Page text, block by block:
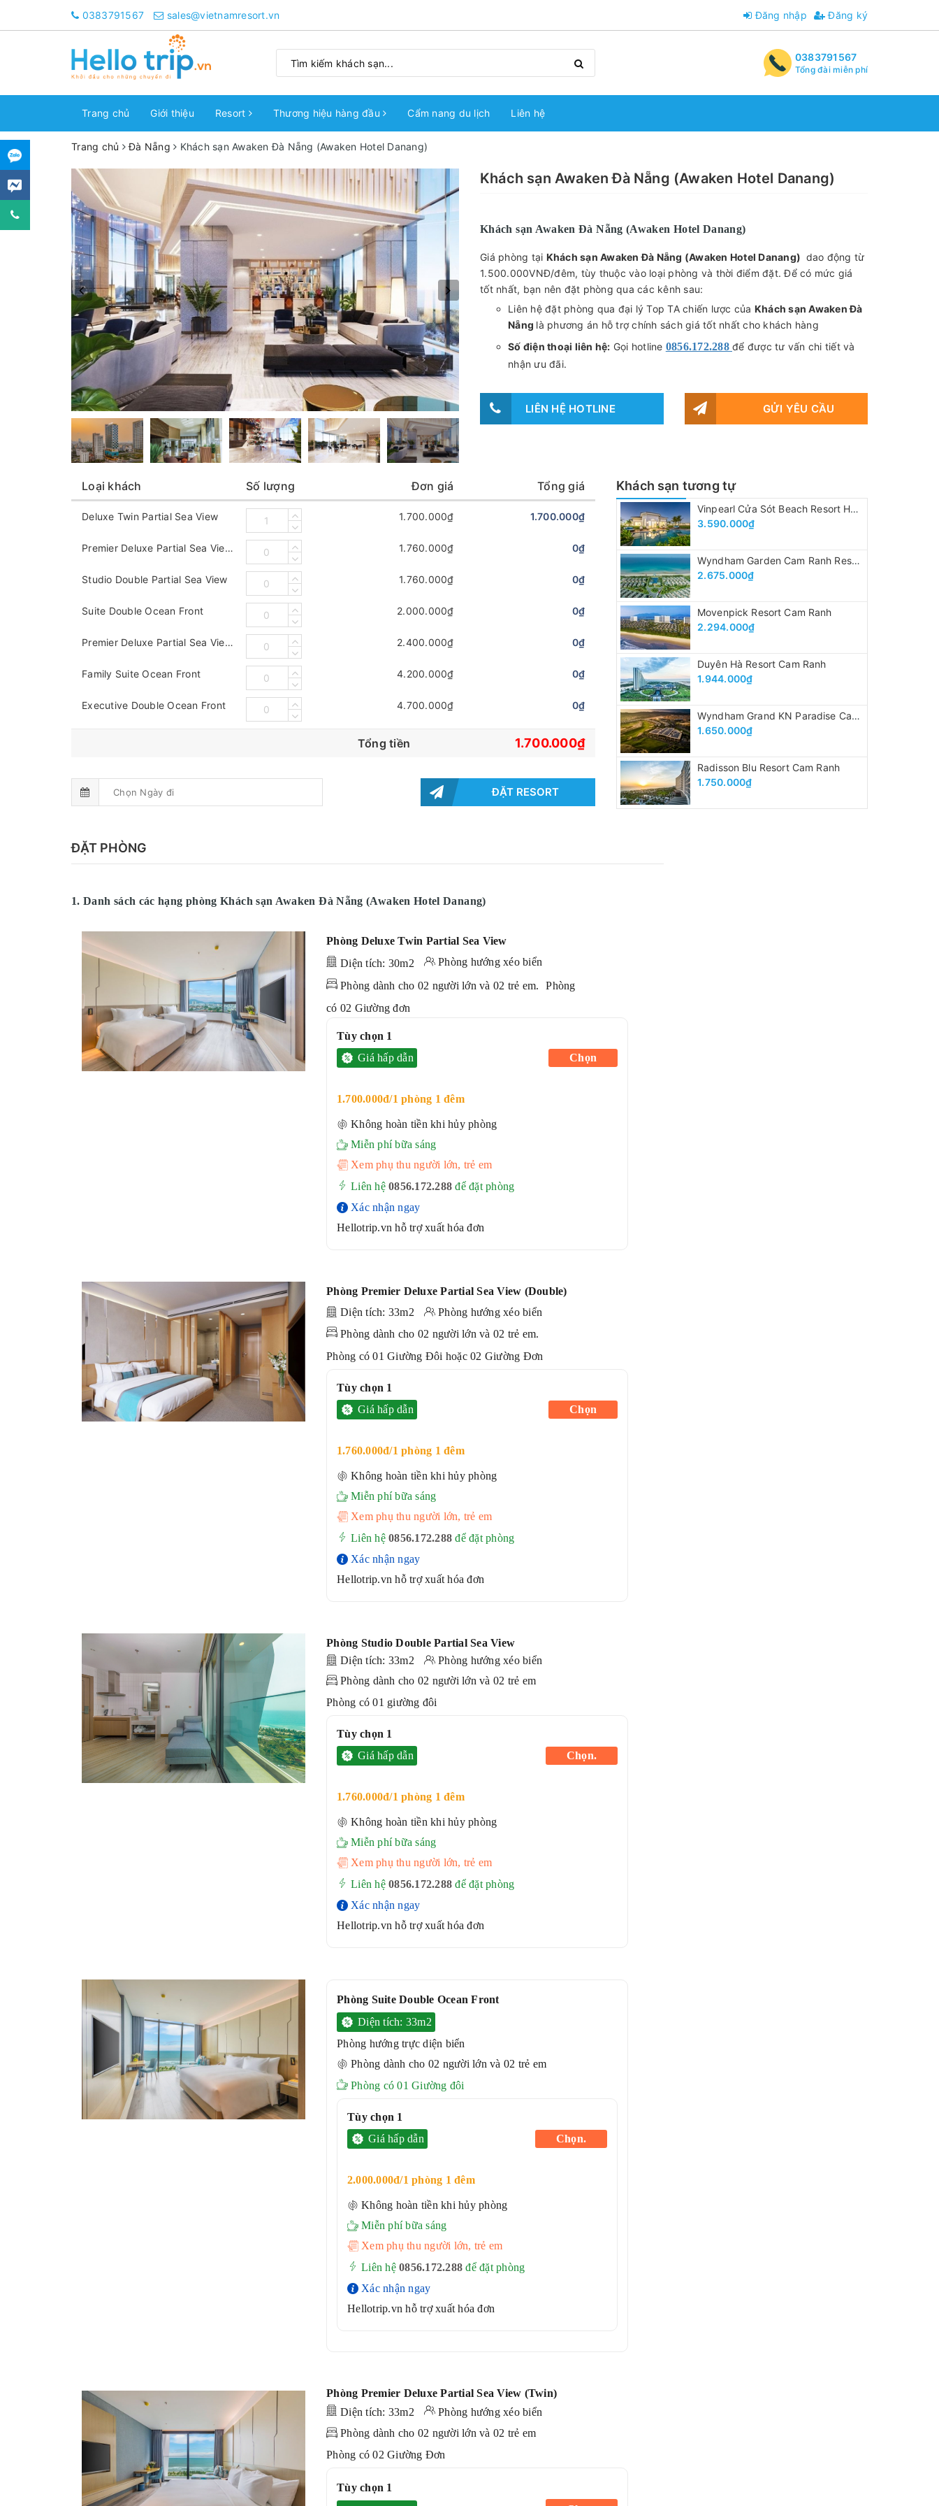
0383791567 sales@vietnamresort.vn Đăng nhập Đăng ký
0383791567
Tổng đài miễn phí
Trang chủ Giới thiệu Resort Thương hiệu hàng đầu Cẩm nang du lịch Liên hệ
Trang chủ Đà Nẵng Khách sạn Awaken Đà Nẵng (Awaken Hotel Danang)
Khách sạn Awaken Đà Nẵng (Awaken Hotel Danang)
Khách sạn Awaken Đà Nẵng (Awaken Hotel Danang)
Giá phòng tại Khách sạn Awaken Đà Nẵng (Awaken Hotel Danang) dao động từ
1.500.000VNĐ/đêm, tùy thuộc vào loại phòng và thời điểm đặt. Để có mức giá
tốt nhất, bạn nên đặt phòng qua các kênh sau:
Liên hệ đặt phòng qua đại lý Top TA chiến lược của Khách sạn Awaken Đà
Nẵng là phương án hỗ trợ chính sách giá tốt nhất cho khách hàng
Số điện thoại liên hệ: Gọi hotline 0856.172.288 để được tư vấn chi tiết và
nhận ưu đãi.
LIÊN HỆ HOTLINE GỬI YÊU CẦU
Loại khách Số lượng Đơn giá Tổng giá
Deluxe Twin Partial Sea View 1.700.000₫ 1.700.000₫
Premier Deluxe Partial Sea View (Double) 1.760.000₫ 0₫
Studio Double Partial Sea View 1.760.000₫ 0₫
Suite Double Ocean Front 2.000.000₫ 0₫
Premier Deluxe Partial Sea View (Twin) 2.400.000₫ 0₫
Family Suite Ocean Front 4.200.000₫ 0₫
Executive Double Ocean Front 4.700.000₫ 0₫
Tổng tiền 1.700.000₫
ĐẶT RESORT
Khách sạn tương tự
Vinpearl Cửa Sót Beach Resort Hà Tĩnh
3.590.000₫
Wyndham Garden Cam Ranh Resort
2.675.000₫
Movenpick Resort Cam Ranh
2.294.000₫
Duyên Hà Resort Cam Ranh
1.944.000₫
Wyndham Grand KN Paradise Cam Ranh
1.650.000₫
Radisson Blu Resort Cam Ranh
1.750.000₫
ĐẶT PHÒNG
1. Danh sách các hạng phòng Khách sạn Awaken Đà Nẵng (Awaken Hotel Danang)
Phòng Deluxe Twin Partial Sea View
Diện tích: 30m2
Phòng hướng xéo biển
Phòng dành cho 02 người lớn và 02 trẻ em.
Phòng
có 02 Giường đơn
Tùy chọn 1
Giá hấp dẫn
1.700.000đ/1 phòng 1 đêm
Không hoàn tiền khi hủy phòng
Miễn phí bữa sáng
Xem phụ thu người lớn, trẻ em
Liên hệ 0856.172.288 để đặt phòng
Xác nhận ngay
Hellotrip.vn hỗ trợ xuất hóa đơn
Chọn
Phòng Premier Deluxe Partial Sea View (Double)
Diện tích: 33m2
Phòng hướng xéo biển
Phòng dành cho 02 người lớn và 02 trẻ em.
Phòng có 01 Giường Đôi hoặc 02 Giường Đơn
Tùy chọn 1
Giá hấp dẫn
1.760.000đ/1 phòng 1 đêm
Không hoàn tiền khi hủy phòng
Miễn phí bữa sáng
Xem phụ thu người lớn, trẻ em
Liên hệ 0856.172.288 để đặt phòng
Xác nhận ngay
Hellotrip.vn hỗ trợ xuất hóa đơn
Chọn
Phòng Studio Double Partial Sea View
Diện tích: 33m2
Phòng hướng xéo biển
Phòng dành cho 02 người lớn và 02 trẻ em
Phòng có 01 giường đôi
Tùy chọn 1
Giá hấp dẫn
1.760.000đ/1 phòng 1 đêm
Không hoàn tiền khi hủy phòng
Miễn phí bữa sáng
Xem phụ thu người lớn, trẻ em
Liên hệ 0856.172.288 để đặt phòng
Xác nhận ngay
Hellotrip.vn hỗ trợ xuất hóa đơn
Chọn.
Phòng Suite Double Ocean Front
Diện tích: 33m2
Phòng hướng trực diện biển
Phòng dành cho 02 người lớn và 02 trẻ em
Phòng có 01 Giường đôi
Tùy chọn 1
Giá hấp dẫn
2.000.000đ/1 phòng 1 đêm
Không hoàn tiền khi hủy phòng
Miễn phí bữa sáng
Xem phụ thu người lớn, trẻ em
Liên hệ 0856.172.288 để đặt phòng
Xác nhận ngay
Hellotrip.vn hỗ trợ xuất hóa đơn
Chọn.
Phòng Premier Deluxe Partial Sea View (Twin)
Diện tích: 33m2
Phòng hướng xéo biển
Phòng dành cho 02 người lớn và 02 trẻ em
Phòng có 02 Giường Đơn
Tùy chọn 1